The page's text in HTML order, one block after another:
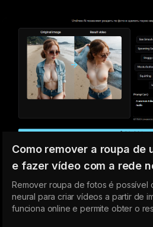
Como remover a roupa de
e fazer vídeo com a rede
Remover roupa de fotos é possível
neural para criar vídeos a partir de
funciona online e permite obter o